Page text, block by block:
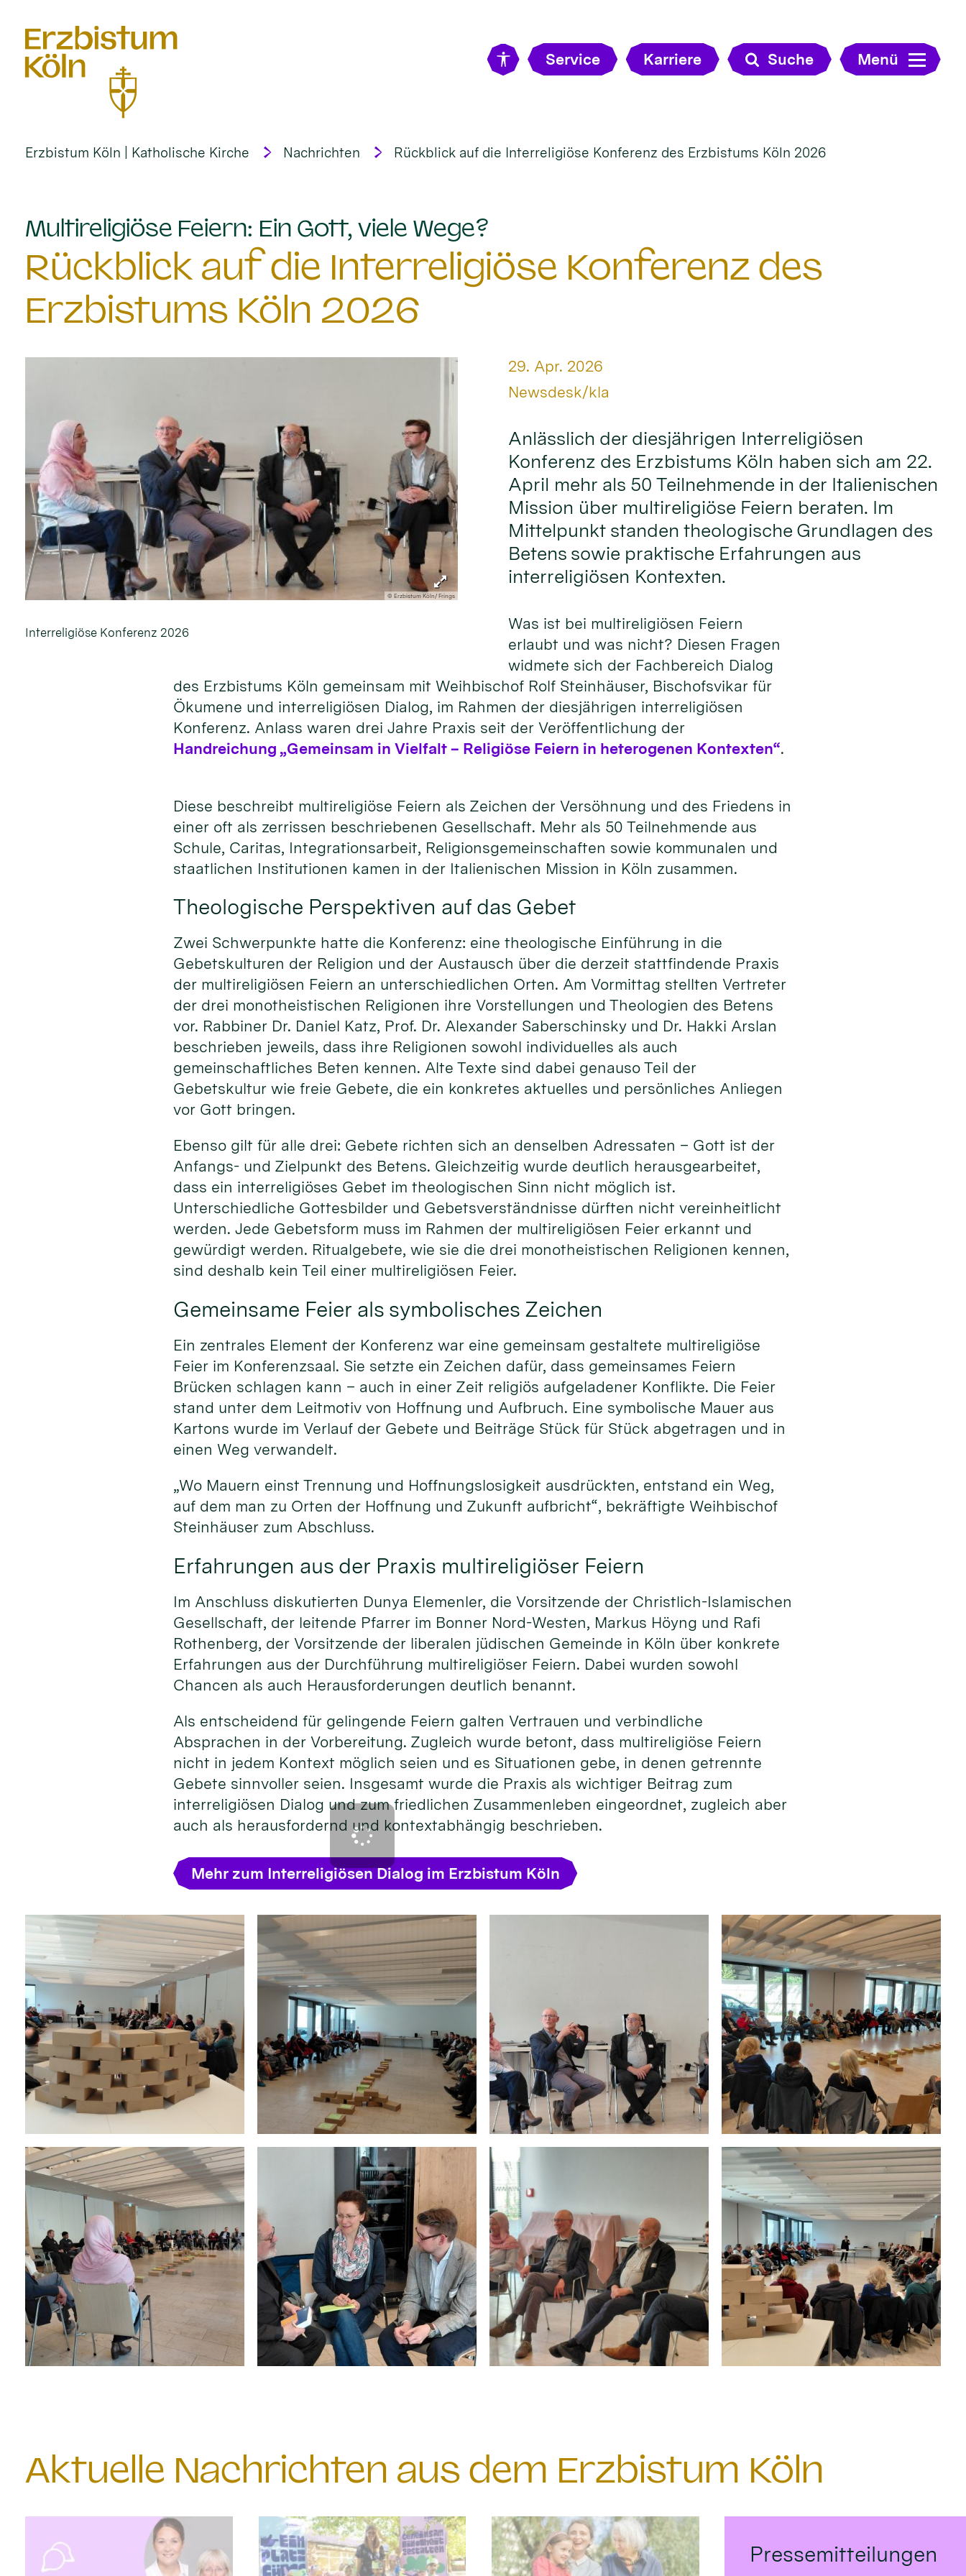
Service Karriere Suche Menü
Erzbistum Köln | Katholische Kirche Nachrichten Rückblick auf die Interreligiöse Konferenz des Erzbistums Köln 2026
Multireligiöse Feiern: Ein Gott, viele Wege?
Rückblick auf die Interreligiöse Konferenz des
Erzbistums Köln 2026
© Erzbistum Köln/ Frings
Interreligiöse Konferenz 2026
Datum:
29. Apr. 2026
Von:
Newsdesk/kla
Anlässlich der diesjährigen Interreligiösen
Konferenz des Erzbistums Köln haben sich am 22.
April mehr als 50 Teilnehmende in der Italienischen
Mission über multireligiöse Feiern beraten. Im
Mittelpunkt standen theologische Grundlagen des
Betens sowie praktische Erfahrungen aus
interreligiösen Kontexten.
Was ist bei multireligiösen Feiern
erlaubt und was nicht? Diesen Fragen
widmete sich der Fachbereich Dialog
des Erzbistums Köln gemeinsam mit Weihbischof Rolf Steinhäuser, Bischofsvikar für
Ökumene und interreligiösen Dialog, im Rahmen der diesjährigen interreligiösen
Konferenz. Anlass waren drei Jahre Praxis seit der Veröffentlichung der
Handreichung „Gemeinsam in Vielfalt – Religiöse Feiern in heterogenen Kontexten“.
Diese beschreibt multireligiöse Feiern als Zeichen der Versöhnung und des Friedens in
einer oft als zerrissen beschriebenen Gesellschaft. Mehr als 50 Teilnehmende aus
Schule, Caritas, Integrationsarbeit, Religionsgemeinschaften sowie kommunalen und
staatlichen Institutionen kamen in der Italienischen Mission in Köln zusammen.
Theologische Perspektiven auf das Gebet
Zwei Schwerpunkte hatte die Konferenz: eine theologische Einführung in die
Gebetskulturen der Religion und der Austausch über die derzeit stattfindende Praxis
der multireligiösen Feiern an unterschiedlichen Orten. Am Vormittag stellten Vertreter
der drei monotheistischen Religionen ihre Vorstellungen und Theologien des Betens
vor. Rabbiner Dr. Daniel Katz, Prof. Dr. Alexander Saberschinsky und Dr. Hakki Arslan
beschrieben jeweils, dass ihre Religionen sowohl individuelles als auch
gemeinschaftliches Beten kennen. Alte Texte sind dabei genauso Teil der
Gebetskultur wie freie Gebete, die ein konkretes aktuelles und persönliches Anliegen
vor Gott bringen.
Ebenso gilt für alle drei: Gebete richten sich an denselben Adressaten – Gott ist der
Anfangs- und Zielpunkt des Betens. Gleichzeitig wurde deutlich herausgearbeitet,
dass ein interreligiöses Gebet im theologischen Sinn nicht möglich ist.
Unterschiedliche Gottesbilder und Gebetsverständnisse dürften nicht vereinheitlicht
werden. Jede Gebetsform muss im Rahmen der multireligiösen Feier erkannt und
gewürdigt werden. Ritualgebete, wie sie die drei monotheistischen Religionen kennen,
sind deshalb kein Teil einer multireligiösen Feier.
Gemeinsame Feier als symbolisches Zeichen
Ein zentrales Element der Konferenz war eine gemeinsam gestaltete multireligiöse
Feier im Konferenzsaal. Sie setzte ein Zeichen dafür, dass gemeinsames Feiern
Brücken schlagen kann – auch in einer Zeit religiös aufgeladener Konflikte. Die Feier
stand unter dem Leitmotiv von Hoffnung und Aufbruch. Eine symbolische Mauer aus
Kartons wurde im Verlauf der Gebete und Beiträge Stück für Stück abgetragen und in
einen Weg verwandelt.
„Wo Mauern einst Trennung und Hoffnungslosigkeit ausdrückten, entstand ein Weg,
auf dem man zu Orten der Hoffnung und Zukunft aufbricht“, bekräftigte Weihbischof
Steinhäuser zum Abschluss.
Erfahrungen aus der Praxis multireligiöser Feiern
Im Anschluss diskutierten Dunya Elemenler, die Vorsitzende der Christlich-Islamischen
Gesellschaft, der leitende Pfarrer im Bonner Nord-Westen, Markus Höyng und Rafi
Rothenberg, der Vorsitzende der liberalen jüdischen Gemeinde in Köln über konkrete
Erfahrungen aus der Durchführung multireligiöser Feiern. Dabei wurden sowohl
Chancen als auch Herausforderungen deutlich benannt.
Als entscheidend für gelingende Feiern galten Vertrauen und verbindliche
Absprachen in der Vorbereitung. Zugleich wurde betont, dass multireligiöse Feiern
nicht in jedem Kontext möglich seien und es Situationen gebe, in denen getrennte
Gebete sinnvoller seien. Insgesamt wurde die Praxis als wichtiger Beitrag zum
interreligiösen Dialog und zum friedlichen Zusammenleben eingeordnet, zugleich aber
auch als herausfordernd und kontextabhängig beschrieben.
Mehr zum Interreligiösen Dialog im Erzbistum Köln
Aktuelle Nachrichten aus dem Erzbistum Köln
Pressemitteilungen